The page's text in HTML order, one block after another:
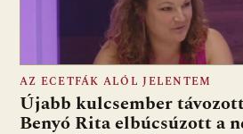
AZ ECETFÁK ALÓL JELENTEM
Újabb kulcsember
Benyó Rita elbúcsúzott a